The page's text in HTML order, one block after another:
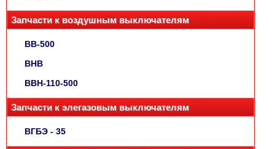
Запчасти к воздушным выключателям
ВВ-500
ВНВ
ВВН-110-500
Запчасти к элегазовым выключателям
ВГБЭ - 35